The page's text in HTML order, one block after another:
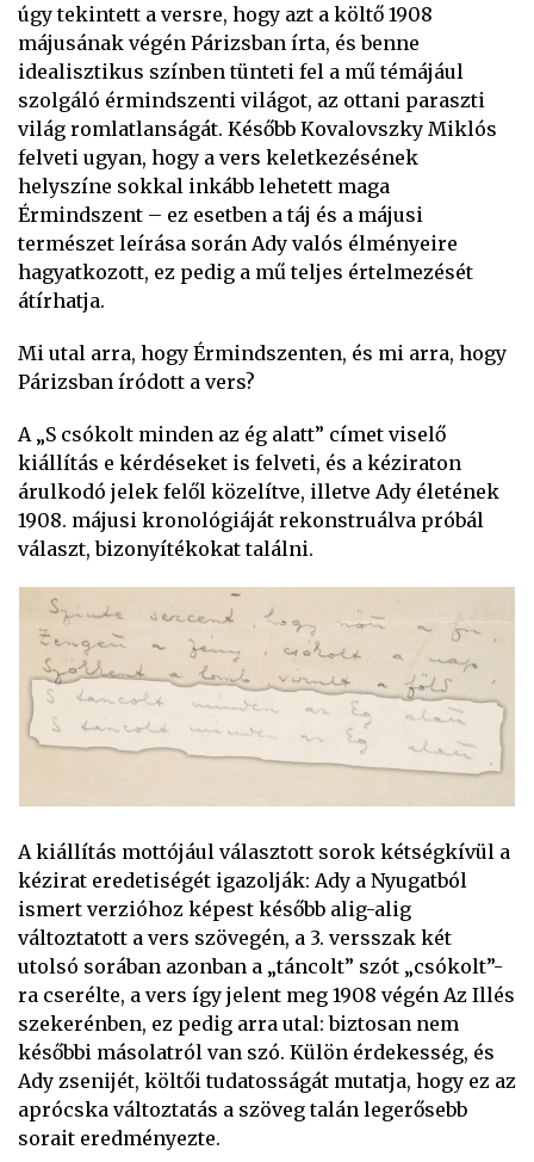
úgy tekintett a versre, hogy azt a költő 1908
májusának végén Párizsban írta, és benne
idealisztikus színben tünteti fel a mű témájául
szolgáló érmindszenti világot, az ottani paraszti
világ romlatlanságát. Később Kovalovszky Miklós
felveti ugyan, hogy a vers keletkezésének
helyszíne sokkal inkább lehetett maga
Érmindszent – ez esetben a táj és a májusi
természet leírása során Ady valós élményeire
hagyatkozott, ez pedig a mű teljes értelmezését
átírhatja.
Mi utal arra, hogy Érmindszenten, és mi arra, hogy
Párizsban íródott a vers?
A „S csókolt minden az ég alatt” címet viselő
kiállítás e kérdéseket is felveti, és a kéziraton
árulkodó jelek felől közelítve, illetve Ady életének
1908. májusi kronológiáját rekonstruálva próbál
választ, bizonyítékokat találni.
A kiállítás mottójául választott sorok kétségkívül a
kézirat eredetiségét igazolják: Ady a Nyugatból
ismert verzióhoz képest később alig-alig
változtatott a vers szövegén, a 3. versszak két
utolsó sorában azonban a „táncolt” szót „csókolt”-
ra cserélte, a vers így jelent meg 1908 végén Az Illés
szekerénben, ez pedig arra utal: biztosan nem
későbbi másolatról van szó. Külön érdekesség, és
Ady zsenijét, költői tudatosságát mutatja, hogy ez az
aprócska változtatás a szöveg talán legerősebb
sorait eredményezte.